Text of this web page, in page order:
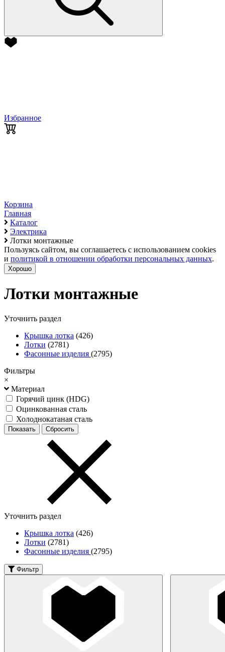
Избранное
Корзина
Главная
Каталог
Электрика
Лотки монтажные
Пользуясь сайтом, вы соглашаетесь с использованием cookies
и политикой в отношении обработки персональных данных.
Хорошо
Лотки монтажные
Уточнить раздел
Крышка лотка (426)
Лотки (2781)
Фасонные изделия (2795)
Фильтры
×
Материал
Горячий цинк (HDG)
Оцинкованная сталь
Холоднокатаная сталь
Уточнить раздел
Крышка лотка (426)
Лотки (2781)
Фасонные изделия (2795)
Фильтр